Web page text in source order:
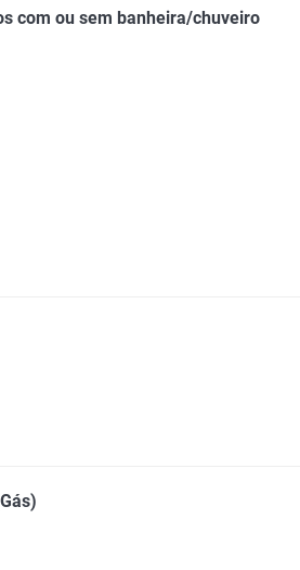
com ou sem banheira/chuveiro